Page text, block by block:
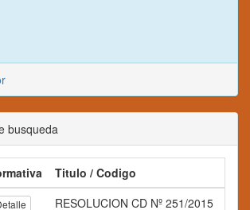
busqueda
Titulo / Codigo
RESOLUCION CD Nº 251/2015